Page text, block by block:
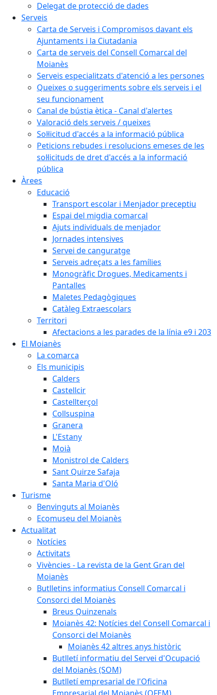
Delegat de protecció de dades
Serveis
Carta de Serveis i Compromisos davant els
Ajuntaments i la Ciutadania
Carta de serveis del Consell Comarcal del
Moianès
Serveis especialitzats d'atenció a les persones
Queixes o suggeriments sobre els serveis i el
seu funcionament
Canal de bústia ètica - Canal d'alertes
Valoració dels serveis / queixes
Sol·licitud d'accés a la informació pública
Peticions rebudes i resolucions emeses de les
sol·licituds de dret d'accés a la informació
pública
Àrees
Educació
Transport escolar i Menjador preceptiu
Espai del migdia comarcal
Ajuts individuals de menjador
Jornades intensives
Servei de canguratge
Serveis adreçats a les famílies
Monogràfic Drogues, Medicaments i
Pantalles
Maletes Pedagògiques
Catàleg Extraescolars
Territori
Afectacions a les parades de la línia e9 i 203
El Moianès
La comarca
Els municipis
Calders
Castellcir
Castellterçol
Collsuspina
Granera
L'Estany
Moià
Monistrol de Calders
Sant Quirze Safaja
Santa Maria d'Oló
Turisme
Benvinguts al Moianès
Ecomuseu del Moianès
Actualitat
Notícies
Activitats
Vivències - La revista de la Gent Gran del
Moianès
Butlletins informatius Consell Comarcal i
Consorci del Moianès
Breus Quinzenals
Moianès 42: Notícies del Consell Comarcal i
Consorci del Moianès
Moianès 42 altres anys històric
Butlletí informatiu del Servei d'Ocupació
del Moianès (SOM)
Butlletí empresarial de l'Oficina